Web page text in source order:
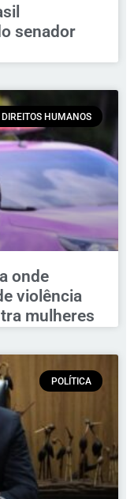
senador
DIREITOS HUMANOS
onde
violência
mulheres
POLÍTICA